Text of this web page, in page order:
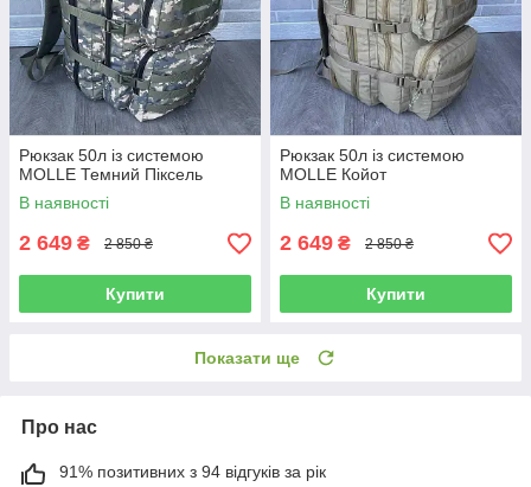
Рюкзак 50л із системою
MOLLE Темний Піксель
В наявності
2 649 ₴ 2 850 ₴
Купити
Рюкзак 50л із системою
MOLLE Койот
В наявності
2 649 ₴ 2 850 ₴
Купити
Показати ще
Про нас
91% позитивних з 94 відгуків за рік